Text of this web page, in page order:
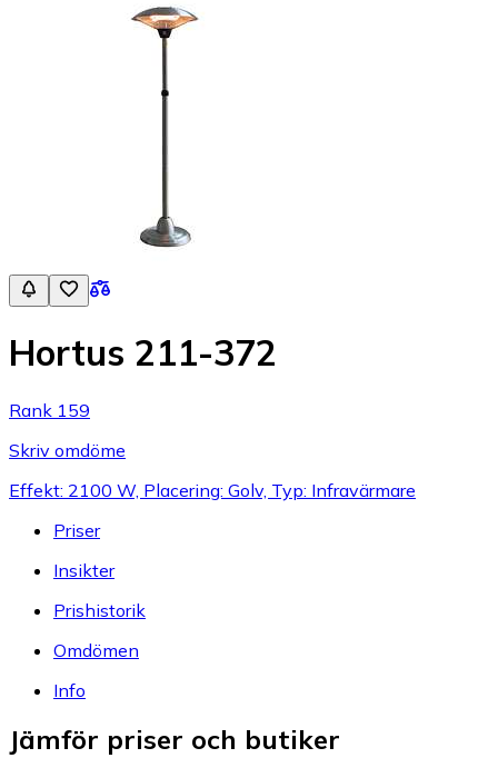
Hortus 211-372
Rank 159
Skriv omdöme
Effekt: 2100 W, Placering: Golv, Typ: Infravärmare
Priser
Insikter
Prishistorik
Omdömen
Info
Jämför priser och butiker